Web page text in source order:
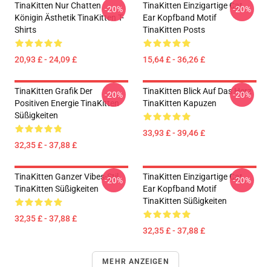
TinaKitten Nur Chatten
Königin Ästhetik TinaKitten T-
Shirts
20,93 £ - 24,09 £
-20%
TinaKitten Einzigartige Cat
Ear Kopfband Motif
TinaKitten Posts
15,64 £ - 36,26 £
-20%
TinaKitten Grafik Der
Positiven Energie TinaKitten
Süßigkeiten
32,35 £ - 37,88 £
-20%
TinaKitten Blick Auf Das Herz
TinaKitten Kapuzen
33,93 £ - 39,46 £
-20%
TinaKitten Ganzer Vibes-Stil
TinaKitten Süßigkeiten
32,35 £ - 37,88 £
-20%
TinaKitten Einzigartige Cat
Ear Kopfband Motif
TinaKitten Süßigkeiten
32,35 £ - 37,88 £
-20%
MEHR ANZEIGEN